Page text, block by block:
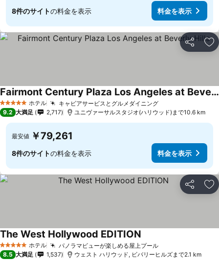
8件のサイトの料金を表示 料金を表示
シェア お
5 ホテルのランク
ホテル キャビアサービスとグルメダイニング
Fairmont Century Plaza Los Angeles at Beverly Hills
9.2 大満足 2,717 ユニヴァーサルスタジオ(ハリウッド)まで10.6 km
最安値 ￥79,261
8件のサイトの料金を表示 料金を表示
シェア お
5 ホテルのランク
ホテル パノラマビューが楽しめる屋上プール
The West Hollywood EDITION
8.5 大満足 1,537 ウェスト ハリウッド, ビバリーヒルズまで2.1 km